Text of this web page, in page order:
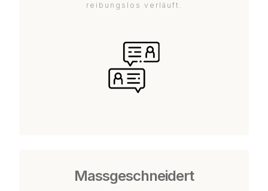
reibungslos verläuft.
Massgeschneidert